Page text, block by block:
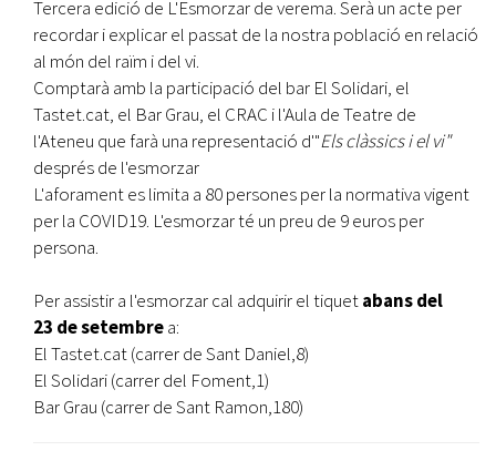
Tercera edició de L'Esmorzar de verema. Serà un acte per
recordar i explicar el passat de la nostra població en relació
al món del raïm i del vi.
Comptarà amb la participació del bar El Solidari, el
Tastet.cat, el Bar Grau, el CRAC i l'Aula de Teatre de
l'Ateneu que farà una representació d'"Els clàssics i el vi"
després de l'esmorzar
L'aforament es limita a 80 persones per la normativa vigent
per la COVID19. L'esmorzar té un preu de 9 euros per
persona.
Per assistir a l'esmorzar cal adquirir el tiquetabans del
23 de setembrea:
El Tastet.cat (carrer de Sant Daniel,8)
El Solidari (carrer del Foment,1)
Bar Grau (carrer de Sant Ramon,180)